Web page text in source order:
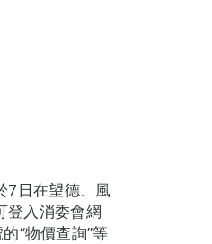
7日在望德、風
登入消委會網
“物價查詢”等